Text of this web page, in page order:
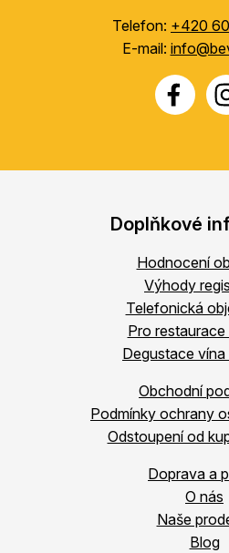
Telefon: +420
E-mail:
Doplňkové
Hodnocení
Výhody
Telefonická
Pro
Degustace
Obchodní
Podmínky ochrany
Odstoupení od
Doprava a
O nás
Naše
Blog